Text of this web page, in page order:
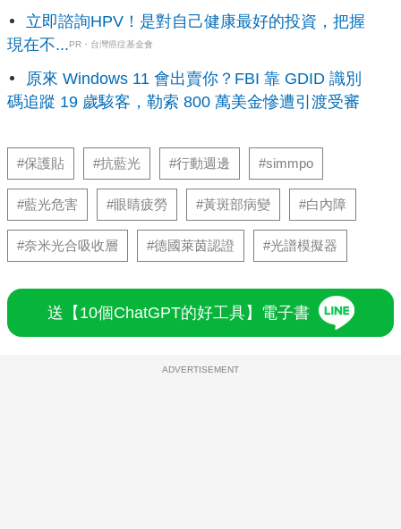
立即諮詢HPV！是對自己健康最好的投資，把握
現在不...PR・台灣癌症基金會
原來 Windows 11 會出賣你？FBI 靠 GDID 識別
碼追蹤 19 歲駭客，勒索 800 萬美金慘遭引渡受審
#保護貼 #抗藍光 #行動週邊 #simmpo
#藍光危害 #眼睛疲勞 #黃斑部病變 #白內障
#奈米光合吸收層 #德國萊茵認證 #光譜模擬器
送【10個ChatGPT的好工具】電子書
ADVERTISEMENT